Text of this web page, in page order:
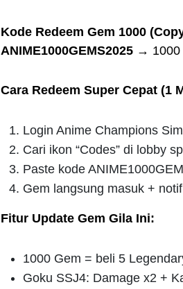
Kode Redeem Gem 1000
ANIME1000GEMS2025 → 1000
Cara Redeem Super Cepat (1
Login Anime Champions
Cari ikon “Codes” di lobby
Paste kode
Gem langsung masuk +
Fitur Update Gem Gila Ini:
1000 Gem = beli 5
Goku SSJ4: Damage x2 +